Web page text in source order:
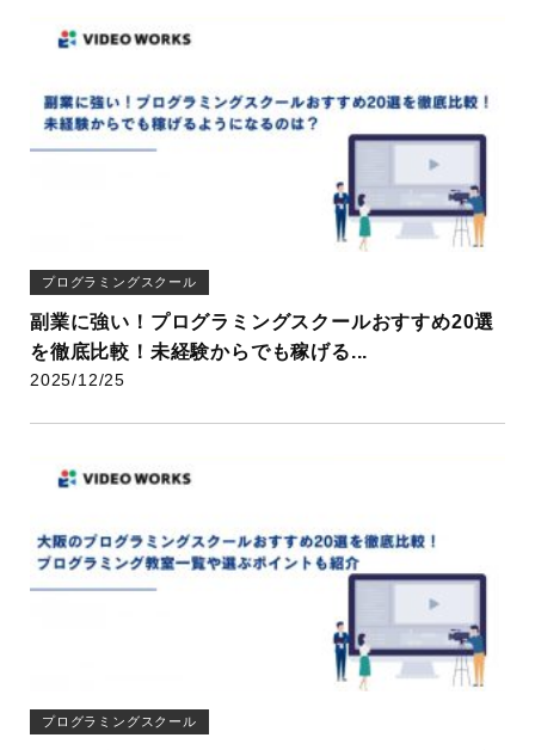
プログラミングスクール
副業に強い！プログラミングスクールおすすめ20選
を徹底比較！未経験からでも稼げる...
2025/12/25
プログラミングスクール